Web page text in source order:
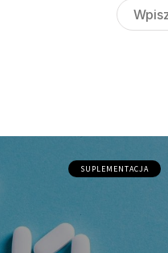
SUPLEMENTACJA